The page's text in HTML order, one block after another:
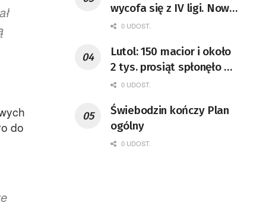
do
wycofa się z IV ligi. Nową
kampanię rozpocznie w
0 UDOST.
Lutol: 150 macior i około
2 tys. prosiąt spłonęło w
chlewni
0 UDOST.
Świebodzin kończy Plan
ogólny
0 UDOST.